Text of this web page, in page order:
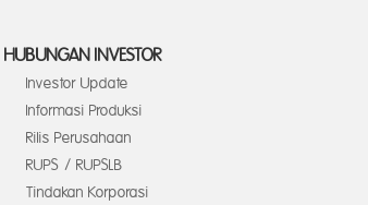
HUBUNGAN INVESTOR
Investor Update
Informasi Produksi
Rilis Perusahaan
RUPS / RUPSLB
Tindakan Korporasi